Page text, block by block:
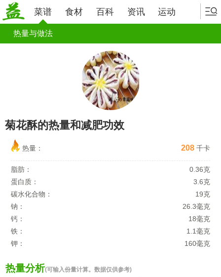
菜谱 食材 百科 资讯 运动
热量与做法
菊花酥的热量和减肥功效
热量： 208 千卡
脂肪：
0.36克
蛋白质：
3.6克
碳水化合物：
19克
钠：
26.3毫克
钙：
18毫克
铁：
1.1毫克
钾：
160毫克
热量分析(可输入份量计算。数据仅供参考)